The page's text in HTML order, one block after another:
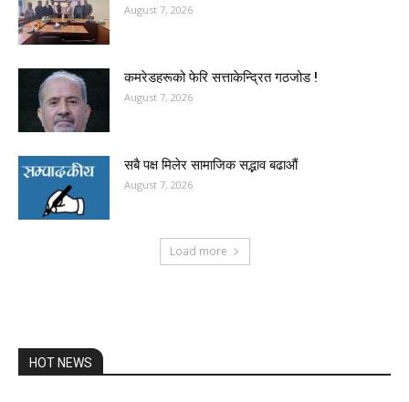
August 7, 2026
कमरेडहरूको फेरि सत्ताकेन्द्रित गठजोड !
August 7, 2026
सबै पक्ष मिलेर सामाजिक सद्भाव बढाऔं
August 7, 2026
Load more
HOT NEWS